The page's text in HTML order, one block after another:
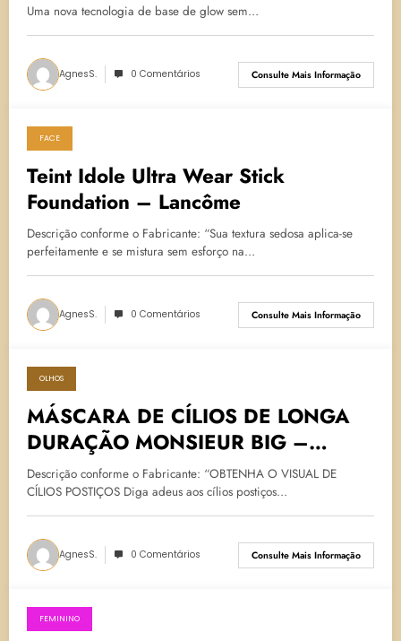
Uma nova tecnologia de base de glow sem…
AgnesS. 0 Comentários Consulte Mais Informação
4 de março de 2025
FACE
Teint Idole Ultra Wear Stick
Foundation – Lancôme
Descrição conforme o Fabricante: “Sua textura sedosa aplica-se
perfeitamente e se mistura sem esforço na…
AgnesS. 0 Comentários Consulte Mais Informação
14 de abril de 2024
OLHOS
MÁSCARA DE CÍLIOS DE LONGA
DURAÇÃO MONSIEUR BIG –
LANCÔME
Descrição conforme o Fabricante: “OBTENHA O VISUAL DE
CÍLIOS POSTIÇOS Diga adeus aos cílios postiços…
AgnesS. 0 Comentários Consulte Mais Informação
6 de dezembro de 2023
FEMININO